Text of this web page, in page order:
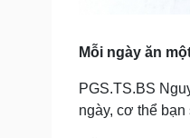
Mỗi ngày ăn
PGS.TS.BS
ngày, cơ thể